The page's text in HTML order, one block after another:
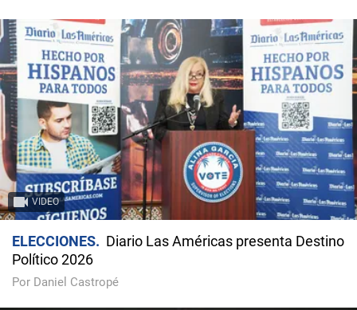
VIDEO
ELECCIONES
Diario Las Américas presenta Destino
Político 2026
Por Daniel Castropé